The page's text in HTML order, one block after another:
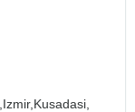
Izmir, Kusadasi,